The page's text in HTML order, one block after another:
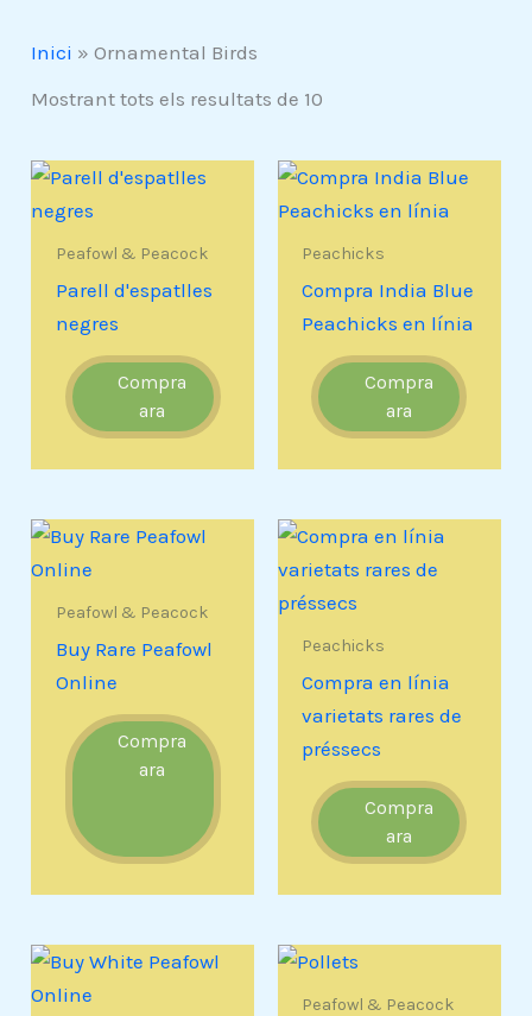
Inici »Ornamental Birds
Mostrant tots els resultats de 10
Peafowl & Peacock
Parell d'espatlles
negres
Compra
ara
Peachicks
Compra India Blue
Peachicks en línia
Compra
ara
Peafowl & Peacock
Buy Rare Peafowl
Online
Compra
ara
Peachicks
Compra en línia
varietats rares de
préssecs
Compra
ara
Peafowl & Peacock